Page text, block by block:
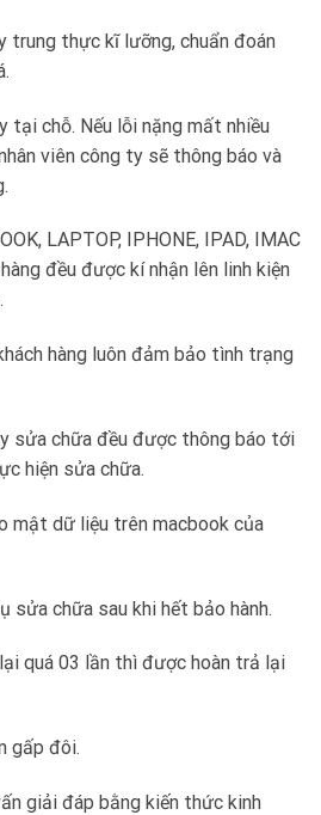
trung thực kĩ lưỡng, chuẩn đoán
tại chỗ. Nếu lỗi nặng mất nhiều
viên công ty sẽ thông báo và
LAPTOP, IPHONE, IPAD, IMAC
đều được kí nhận lên linh kiện
hàng luôn đảm bảo tình trạng
sửa chữa đều được thông báo tới
hiện sửa chữa.
mật dữ liệu trên macbook của
sửa chữa sau khi hết bảo hành.
quá 03 lần thì được hoàn trả lại
gấp đôi.
giải đáp bằng kiến thức kinh